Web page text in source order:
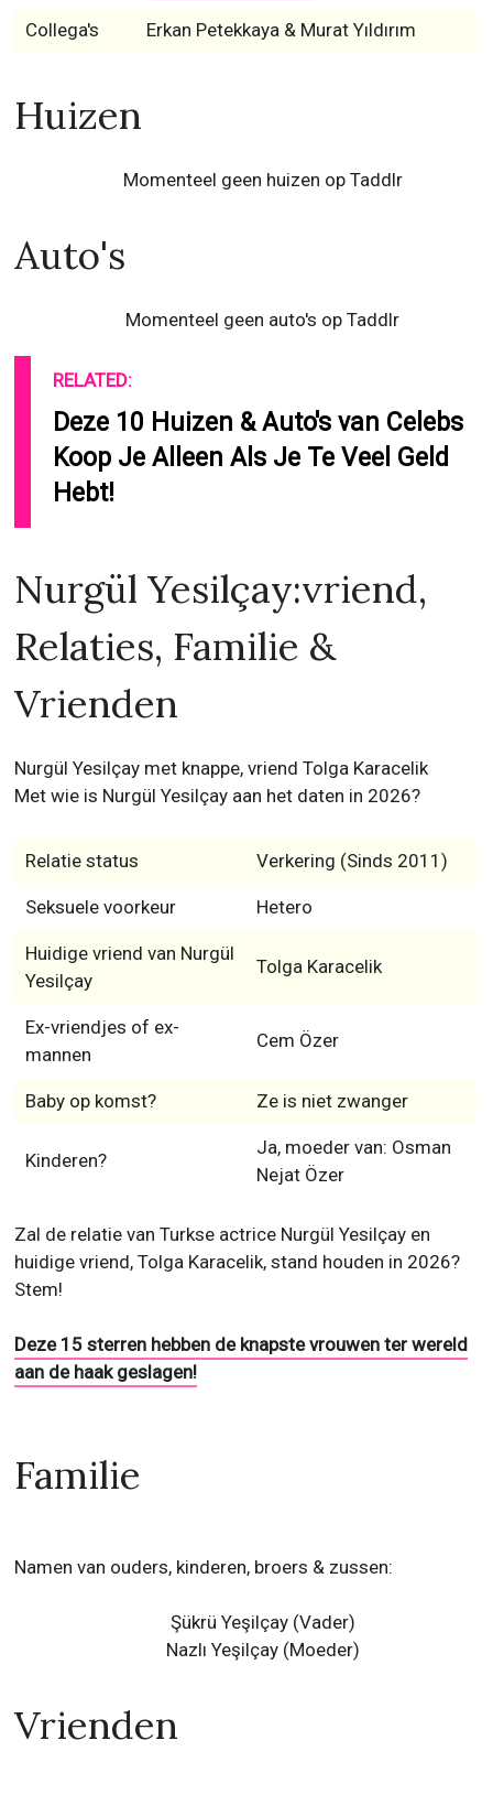
Collega's Erkan Petekkaya & Murat Yıldırım
Huizen
Momenteel geen huizen op Taddlr
Auto's
Momenteel geen auto's op Taddlr
RELATED:
Deze 10 Huizen & Auto's van Celebs
Koop Je Alleen Als Je Te Veel Geld
Hebt!
Nurgül Yesilçay:vriend,
Relaties, Familie &
Vrienden
Nurgül Yesilçay met knappe, vriend Tolga Karacelik
Met wie is Nurgül Yesilçay aan het daten in 2026?
Relatie status Verkering (Sinds 2011)
Seksuele voorkeur Hetero
Huidige vriend van Nurgül
Yesilçay
Tolga Karacelik
Ex-vriendjes of ex-
mannen
Cem Özer
Baby op komst? Ze is niet zwanger
Kinderen?
Ja, moeder van: Osman
Nejat Özer
Zal de relatie van Turkse actrice Nurgül Yesilçay en
huidige vriend, Tolga Karacelik, stand houden in 2026?
Stem!
Deze 15 sterren hebben de knapste vrouwen ter wereld
aan de haak geslagen!
Familie
Namen van ouders, kinderen, broers & zussen:
Şükrü Yeşilçay (Vader)
Nazlı Yeşilçay (Moeder)
Vrienden